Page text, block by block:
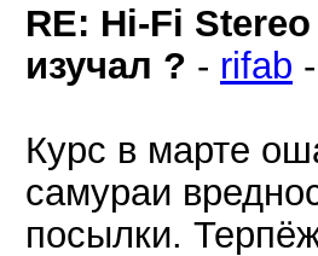
RE: Hi-Fi
изучал ? - rifab -
Курс в марте
самураи
посылки.